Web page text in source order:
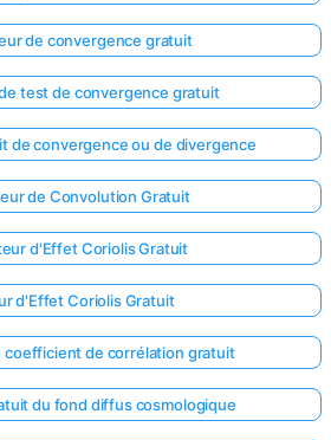
de convergence gratuit
test de convergence gratuit
de convergence ou de divergence
de Convolution Gratuit
d'Effet Coriolis Gratuit
d'Effet Coriolis Gratuit
coefficient de corrélation gratuit
du fond diffus cosmologique